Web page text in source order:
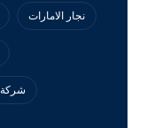
نجار الامارات
‏شركة